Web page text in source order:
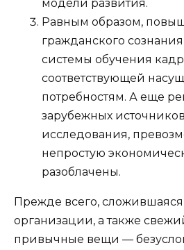
модели развития.
Равным образом,
гражданского сознания
системы обучения
соответствующей
потребностям. А еще
зарубежных
исследования,
непростую
разоблачены.
Прежде всего, сложившаяся
организации, а также
привычные вещи —